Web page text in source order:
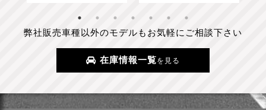
弊社販売車種以外のモデルもお気軽にご相談下さい
在庫情報一覧を見る